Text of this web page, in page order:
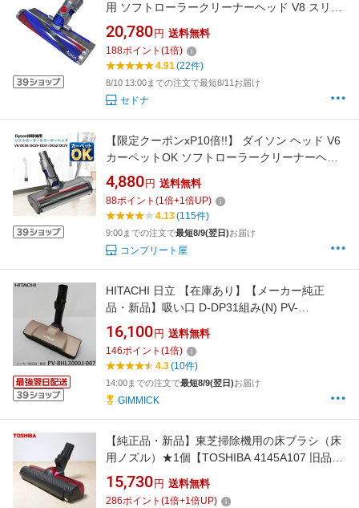
用 ソフトローラークリーナーヘッド V8 スリム
対応 SV10K 専用 ソフトローラークリーンヘッ
ド ソフトローラー ソフトローラーヘッド V8ス
リム モーターヘッド スリムフラフィクリーナ
ーヘッド 970443-01
20,780 円 送料無料
188ポイント (1倍)
4.91(22件)
8/10 13:00までの注文で最短8/11お届け
セドナ
【限定クーポンxP10倍!!】 ダイソン ヘッド V6
カーペットOK ソフトローラークリーナーヘッ
ド Dyson V6 DC58 DC59 DC61 DC62 DC74 モ
ーターヘッド 交換用 ソフトローラークリーン
ヘッド（V6 slim V6slim origin DC63 DC35
DC44 DC45 DC52に非対応)純正品ではない
4,880 円 送料無料
88ポイント (1倍+1倍UP)
4.13(115件)
9:00までの注文で最短8/9(翌日)お届け
コンプリート屋
HITACHI 日立 【在庫あり】【メーカー純正
品・新品】吸い口 D-DP31組み(N) PV-
BHL3000J-007 掃除機用 スイクチD-DP3131ク
ミ（N） PV-BHL3000J007 【partsbest】
PVBHL3000J007
16,100 円 送料無料
146ポイント (1倍)
4.3(10件)
14:00までの注文で最短8/9(翌日)お届け
GIMMICK
【純正品・新品】東芝掃除機用の床ブラシ（床
用ノズル）★1個【TOSHIBA 4145A107 旧品番
4145H933】※グランレッド(R)色用です。
【5】【D】●
15,730 円 送料無料
286ポイント (1倍+1倍UP)